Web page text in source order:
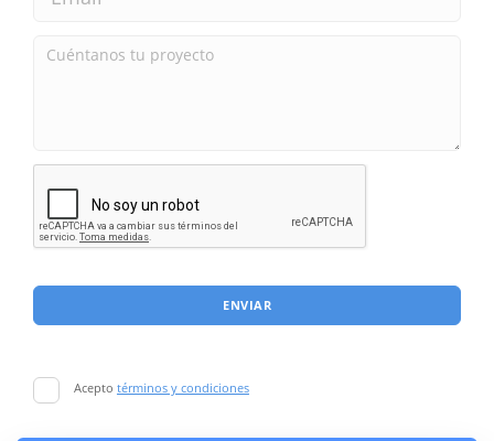
ENVIAR
Acepto términos y condiciones